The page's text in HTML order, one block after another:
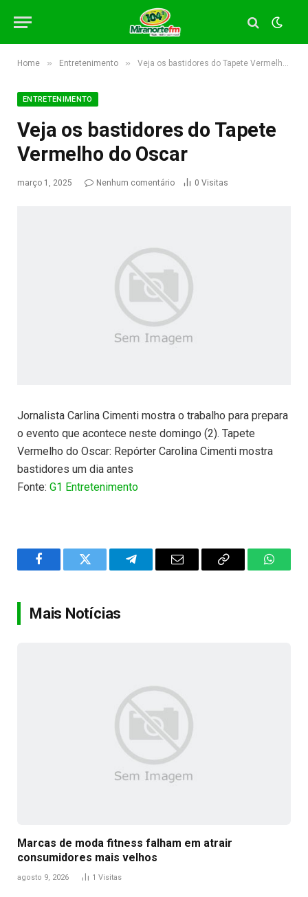
Home » Entretenimento » Veja os bastidores do Tapete Vermelho do Oscar
ENTRETENIMENTO
Veja os bastidores do Tapete
Vermelho do Oscar
março 1, 2025 Nenhum comentário 0 Visitas
Jornalista Carlina Cimenti mostra o trabalho para prepara
o evento que acontece neste domingo (2). Tapete
Vermelho do Oscar: Repórter Carolina Cimenti mostra
bastidores um dia antes
Fonte: G1 Entretenimento
FacebookTwitter TelegramEmail
Copy
Mais Notícias
Marcas de moda fitness falham em atrair
consumidores mais velhos
agosto 9, 2026 1 Visitas